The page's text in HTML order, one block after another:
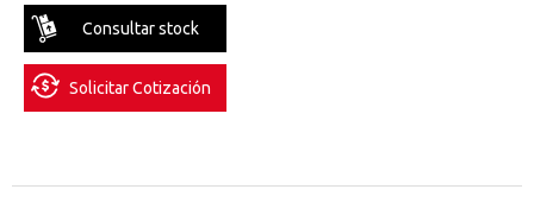
Consultar stock
Solicitar Cotización